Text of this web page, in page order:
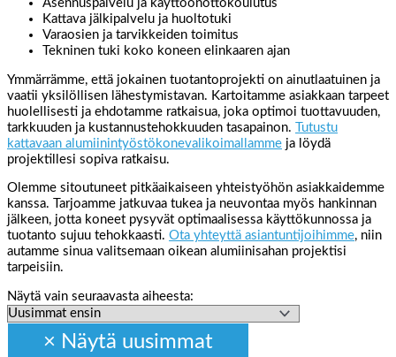
Asennuspalvelu ja käyttöönottokoulutus
Kattava jälkipalvelu ja huoltotuki
Varaosien ja tarvikkeiden toimitus
Tekninen tuki koko koneen elinkaaren ajan
Ymmärrämme, että jokainen tuotantoprojekti on ainutlaatuinen ja
vaatii yksilöllisen lähestymistavan. Kartoitamme asiakkaan tarpeet
huolellisesti ja ehdotamme ratkaisua, joka optimoi tuottavuuden,
tarkkuuden ja kustannustehokkuuden tasapainon. Tutustu
kattavaan alumiinintyöstökonevalikoimallamme ja löydä
projektillesi sopiva ratkaisu.
Olemme sitoutuneet pitkäaikaiseen yhteistyöhön asiakkaidemme
kanssa. Tarjoamme jatkuvaa tukea ja neuvontaa myös hankinnan
jälkeen, jotta koneet pysyvät optimaalisessa käyttökunnossa ja
tuotanto sujuu tehokkaasti. Ota yhteyttä asiantuntijoihimme, niin
autamme sinua valitsemaan oikean alumiinisahan projektisi
tarpeisiin.
Näytä vain seuraavasta aiheesta: